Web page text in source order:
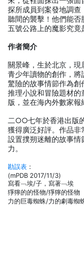
探所成員到案發地調查
聽間的襲擊！他們能否
五號公路上的魔影究竟
作者簡介
關景峰，生於北京，
青少年讀物的創作，
驚險的故事情節作為
推理小說和冒險題材的
版，並在海內外數家報
二○○七年於香港出版
獲得廣泛好評。作品
設置撲朔迷離的故事情
力。
勘誤表 ：
(mPDB 2017/11/3)
寫看﹁埃/子，寫著﹁埃
猙獰的的怪物/猙獰的怪物
力的巨毒蜘蛛/力的劇毒蜘